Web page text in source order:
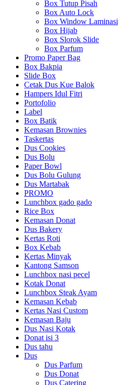
Box Tutup Pisah
Box Auto Lock
Box Window Laminasi
Box Hijab
Box Slorok Slide
Box Parfum
Promo Paper Bag
Box Bakpia
Slide Box
Cetak Dus Kue Balok
Hampers Idul Fitri
Portofolio
Label
Box Batik
Kemasan Brownies
Taskertas
Dus Cookies
Dus Bolu
Paper Bowl
Dus Bolu Gulung
Dus Martabak
PROMO
Lunchbox gado gado
Rice Box
Kemasan Donat
Dus Bakery
Kertas Roti
Box Kebab
Kertas Minyak
Kantong Samson
Lunchbox nasi pecel
Kotak Donat
Lunchbox Steak Ayam
Kemasan Kebab
Kertas Nasi Custom
Kemasan Baju
Dus Nasi Kotak
Donat isi 3
Dus tahu
Dus
Dus Parfum
Dus Donat
Dus Catering